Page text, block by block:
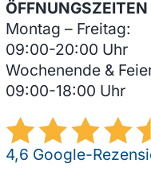
ÖFFNUNGSZEITEN
Montag – Freitag:
09:00-20:00 Uhr
Wochenende &
09:00-18:00 Uhr
4,6 Google-